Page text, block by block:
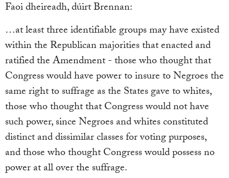
Faoi dheireadh, dúirt Brennan:
…at least three identifiable groups may have existed
within the Republican majorities that enacted and
ratified the Amendment - those who thought that
Congress would have power to insure to Negroes the
same right to suffrage as the States gave to whites,
those who thought that Congress would not have
such power, since Negroes and whites constituted
distinct and dissimilar classes for voting purposes,
and those who thought Congress would possess no
power at all over the suffrage.